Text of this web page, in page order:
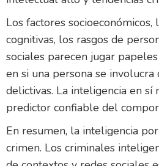
Los factores socioeconómicos,
cognitivas, los rasgos de
sociales parecen jugar
en si una persona se involucra
delictivas. La inteligencia en sí
predictor confiable del
En resumen, la inteligencia
crimen. Los criminales